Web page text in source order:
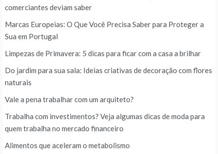
comerciantes deviam saber
Marcas Europeias: O Que Você Precisa Saber para Proteger a
Sua em Portugal
Limpezas de Primavera: 5 dicas para ficar com a casa a brilhar
Do jardim para sua sala: Ideias criativas de decoração com flores
naturais
Vale a pena trabalhar com um arquiteto?
Trabalha com investimentos? Veja algumas dicas de moda para
quem trabalha no mercado financeiro
Alimentos que aceleram o metabolismo